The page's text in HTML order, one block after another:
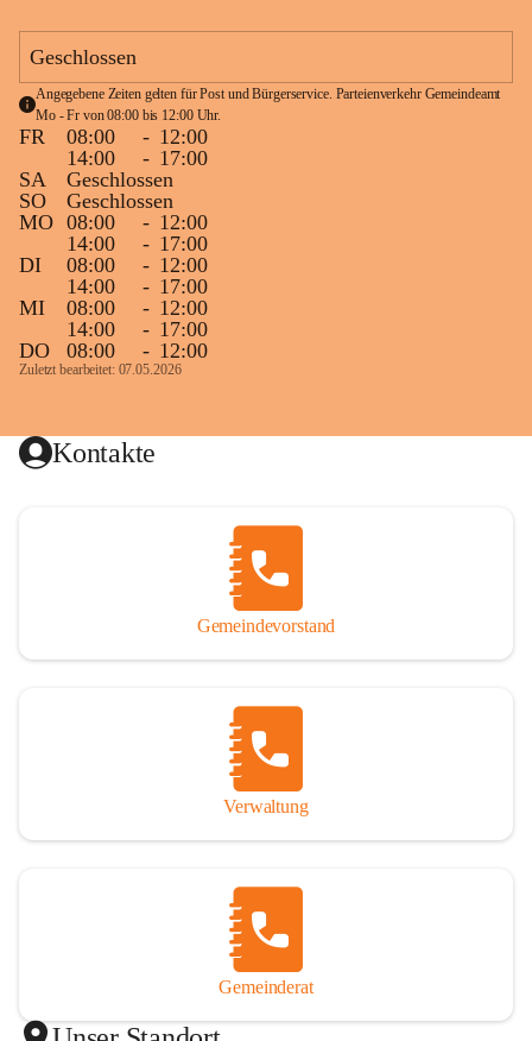
Geschlossen
Angegebene Zeiten gelten für Post und Bürgerservice. Parteienverkehr Gemeindeamt
Mo - Fr von 08:00 bis 12:00 Uhr.
FR 08:00 - 12:00
14:00
- 17:00
SA
Geschlossen
SO
Geschlossen
MO 08:00 - 12:00
14:00
- 17:00
DI
08:00 - 12:00
14:00
- 17:00
MI
08:00 - 12:00
14:00
- 17:00
DO
08:00 - 12:00
Zuletzt bearbeitet: 07.05.2026
Kontakte
Gemeindevorstand
Verwaltung
Gemeinderat